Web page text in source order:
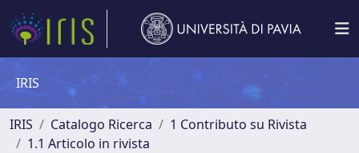
IRIS
IRIS Catalogo Ricerca
1 Contributo su Rivista
1.1 Articolo in rivista